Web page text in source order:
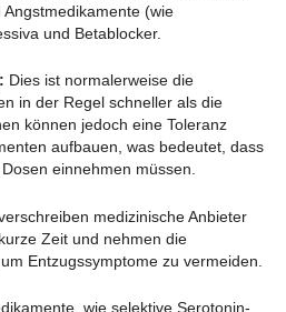
(wie
und Betablocker.
Dies ist normalerweise die
in der Regel schneller als die
können jedoch eine Toleranz
aufbauen, was bedeutet, dass
einnehmen müssen.
medizinische Anbieter
Zeit und nehmen die
Entzugssymptome zu vermeiden.
wie selektive Serotonin-